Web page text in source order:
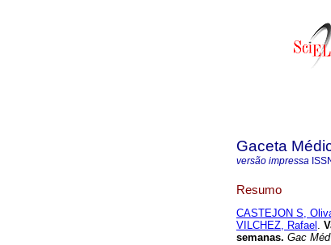
Gaceta
versão impressa
Resumo
CASTEJON S,
VILCHEZ, Rafael .
semanas. Gac